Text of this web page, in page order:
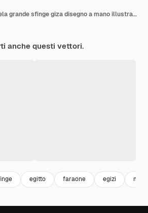
La grande sfingela grande sfinge giza disegno a mano illustrazione vettoriale
anche questi vettori.
egitto faraone egizi